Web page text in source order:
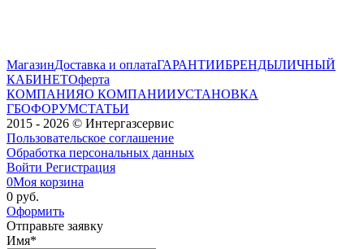
МагазинДоставка и оплатаГАРАНТИИБРЕНДЫЛИЧНЫЙ
КАБИНЕТОферта
КОМПАНИЯО КОМПАНИИУСТАНОВКА
ГБОФОРУМСТАТЬИ
2015 - 2026 © Интергазсервис
Пользовательское соглашение
Обработка персональных данных
Войти Регистрация
0Моя корзина
0 руб.
Оформить
Отправьте заявку
Имя*